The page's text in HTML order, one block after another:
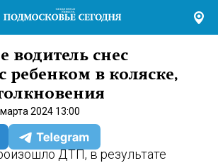
водитель снес
ребенком в коляске,
2024 13:00
ДТП, в результате